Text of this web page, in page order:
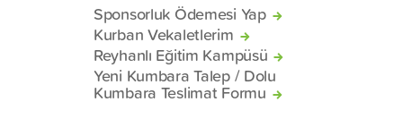
Sponsorluk Ödemesi Yap
Kurban Vekaletlerim
Reyhanlı Eğitim Kampüsü
Yeni Kumbara Talep / Dolu
Kumbara Teslimat Formu